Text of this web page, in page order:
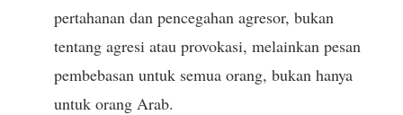
pertahanan dan pencegahan agresor, bukan
tentang agresi atau provokasi, melainkan pesan
pembebasan untuk semua orang, bukan hanya
untuk orang Arab.